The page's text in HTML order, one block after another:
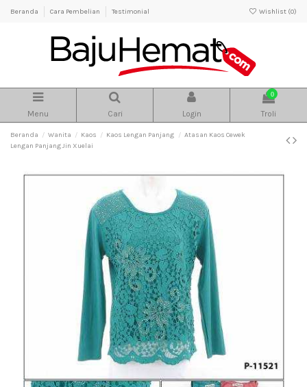
Beranda Cara Pembelian Testimonial Wishlist (0)
Menu Cari Login
0
Troli
Beranda Wanita Kaos Kaos Lengan Panjang
Atasan Kaos Cewek
Lengan Panjang Jin Xuelai